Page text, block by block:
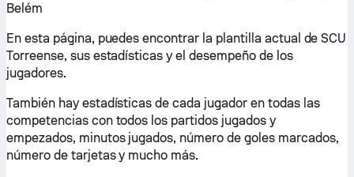
Belém
En esta página, puedes encontrar la plantilla actual de SCU
Torreense, sus estadísticas y el desempeño de los
jugadores.
También hay estadísticas de cada jugador en todas las
competencias con todos los partidos jugados y
empezados, minutos jugados, número de goles marcados,
número de tarjetas y mucho más.